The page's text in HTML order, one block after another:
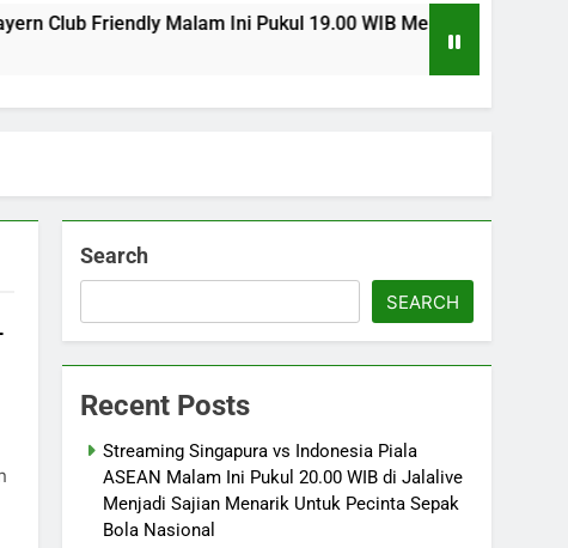
Friendly Malam Ini Pukul 19.00 WIB Menghadirkan Berita
Search
SEARCH
Recent Posts
Streaming Singapura vs Indonesia Piala
ASEAN Malam Ini Pukul 20.00 WIB di Jalalive
Menjadi Sajian Menarik Untuk Pecinta Sepak
Bola Nasional